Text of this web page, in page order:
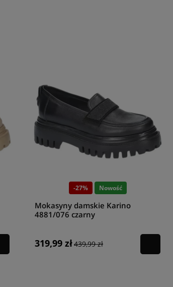
-27% Nowość
Mokasyny damskie Karino
4881/076 czarny
319,99 zł439,99 zł